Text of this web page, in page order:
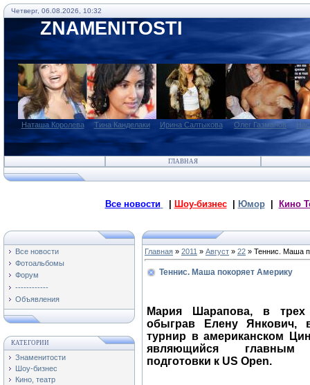
Четверг, 06.08.2026, 10:32
ZNAMENITOSTI
Наташа Королева Тина Канделаки Ирина Салтыкова Олег Газманов
ГЛАВНАЯ
Все новости Шоу-бизнес| Юмор| Кино
Все новости
Фотоальбомы
Форум
------------
Объявления
КАТЕГОРИИ
Знаменитости
Шоу-бизнес
Кино, театр
Главная » 2011 » Август » 22 » Теннис. Маша
Теннис. Маша покоряет Америку
Мария Шарапова, в трех
обыграв Елену Янкович,
турнир в американском
являющийся главным
подготовки к US Open.